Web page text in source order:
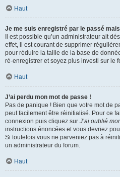
Haut
Je me suis enregistré par le passé
Il est possible qu’un administrateur ait
effet, il est courant de supprimer
pour réduire la taille de la base de
ré-enregistrer et soyez plus investi sur le
Haut
J’ai perdu mon mot de passe !
Pas de panique ! Bien que votre mot de
peut facilement être réinitialisé. Pour ce
connexion puis cliquez sur J’ai oublié
instructions énoncées et vous devriez
Si toutefois vous ne parveniez pas à
un administrateur du forum.
Haut